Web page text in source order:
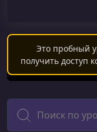
Это пробный
получить доступ
Поиск